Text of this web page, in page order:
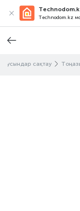
Technodom.kz
сусындар сақтау